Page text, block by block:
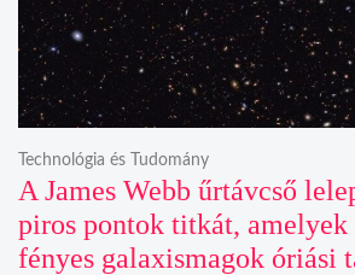
A James Webb űrtávcső
piros pontok titkát, amelyek
fényes galaxismagok óriási
Technológia és Tudomány